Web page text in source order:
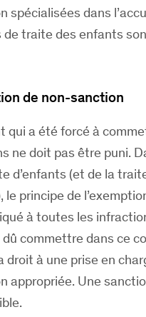
spécialisées dans
de traite des enfants
de non-sanction
qui a été forcé à
ne doit pas être puni.
d’enfants (et de la
le principe de
à toutes les
commettre dans ce
droit à une prise en
appropriée. Une